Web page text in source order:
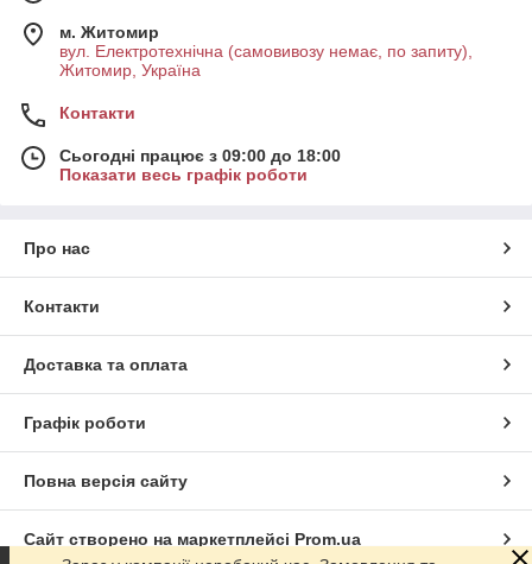
м. Житомир
вул. Електротехнічна (самовивозу немає, по запиту),
Житомир, Україна
Контакти
Сьогодні працює з 09:00 до 18:00
Показати весь графік роботи
Про нас
Контакти
Доставка та оплата
Графік роботи
Повна версія сайту
Сайт створено на маркетплейсі Prom.ua